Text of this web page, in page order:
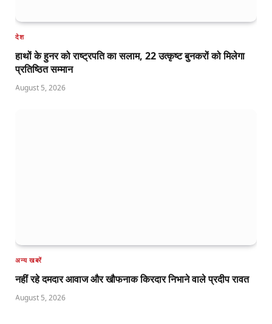
देश
हाथों के हुनर को राष्ट्रपति का सलाम, 22 उत्कृष्ट बुनकरों को मिलेगा
प्रतिष्ठित सम्मान
August 5, 2026
अन्य खबरें
नहीं रहे दमदार आवाज और खौफनाक किरदार निभाने वाले प्रदीप रावत
August 5, 2026